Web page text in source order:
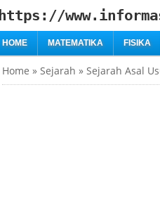
https://
HOME MATEMATIKA FISIKA
Home » Sejarah » Sejarah Asal